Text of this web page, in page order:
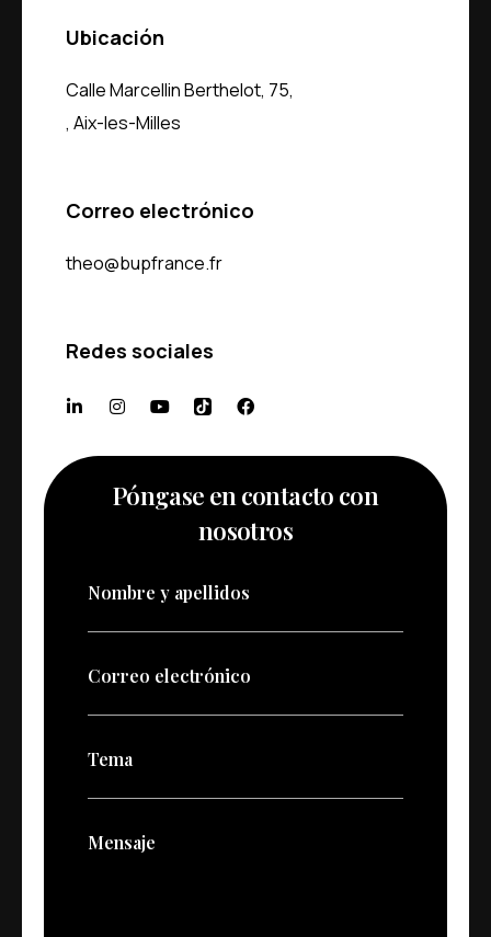
Ubicación
Calle Marcellin Berthelot, 75,
, Aix-les-Milles
Correo electrónico
theo@bupfrance.fr
Redes sociales
Póngase en contacto con
nosotros
Nombre y apellidos
Correo electrónico
Tema
Mensaje